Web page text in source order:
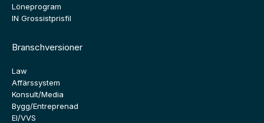
Löneprogram
IN Grossistprisfil
Branschversioner
Law
Affärssystem
Konsult/Media
Bygg/Entreprenad
El/VVS